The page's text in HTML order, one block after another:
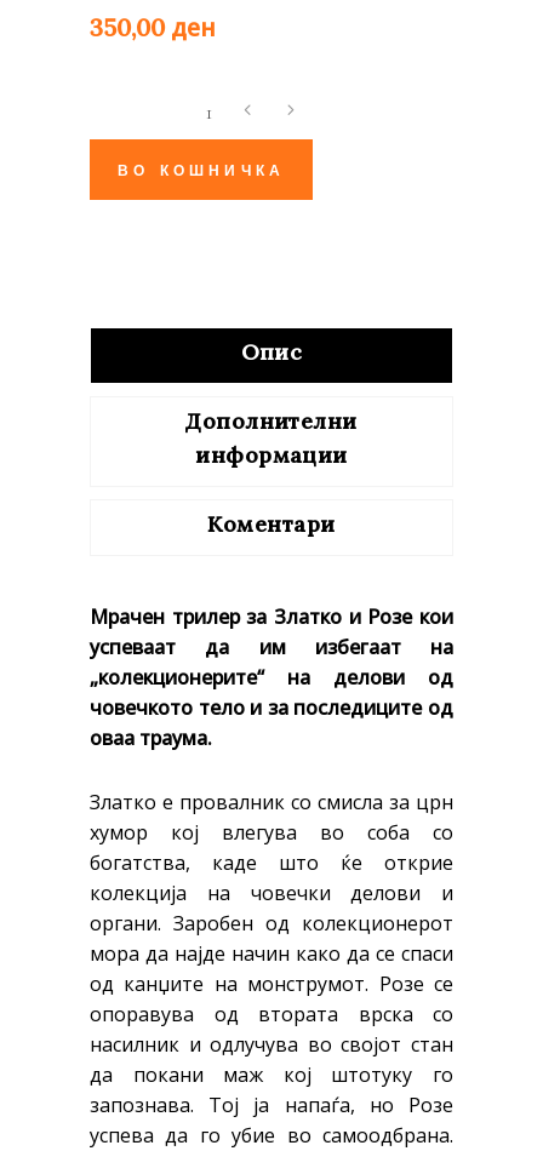
350,00 ден
второ
издание
ВО КОШНИЧКА
Опис
Дополнителни
информации
Коментари
Mрачен трилер за Златко и Розе кои
успеваат да им избегаат на
„колекционерите“ на делови од
човечкото тело и за последиците од
оваа траума.
Златко e провалник со смисла за црн
хумор кој влегува во соба со
богатства, каде што ќе открие
колекција на човечки делови и
органи. Заробен од колекционерот
мора да најде начин како да се спаси
од канџите на монструмот. Розе се
опоравува од втората врска со
насилник и одлучува во својот стан
да покани маж кој штотуку го
запознава. Тој ја напаѓа, но Розе
успева да го убие во самоодбрана.